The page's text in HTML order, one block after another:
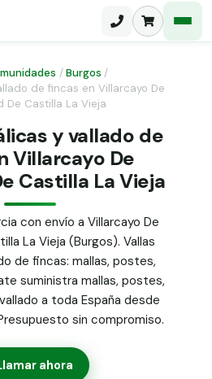
hojas
torsión
galvanizado
70 g/m² verde
/ Burgos /
de fincas en Villarcayo De
De Castilla La Vieja
y vallado de
Villarcayo De
Castilla La Vieja
con envío a Villarcayo De
La Vieja (Burgos). Vallas
de fincas: mallas, postes,
suministra mallas, postes,
a toda España desde
sin compromiso.
ahora